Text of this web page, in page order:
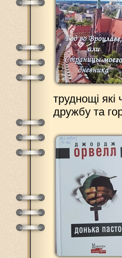
труднощі
дружбу та